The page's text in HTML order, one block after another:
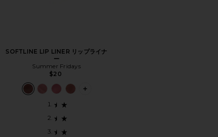
SOFTLINE LIP LINER リップライナ
ー
Summer Fridays
$20
PLUS ICON TO SEE MORE OPTIONS